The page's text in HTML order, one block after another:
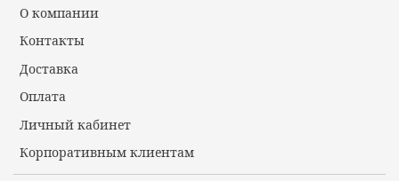
О компании
Контакты
Доставка
Оплата
Личный кабинет
Корпоративным клиентам